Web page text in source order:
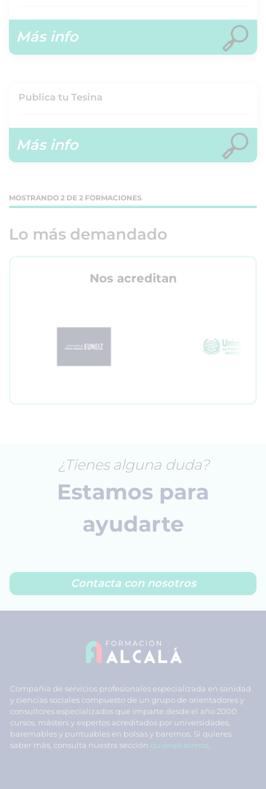
Más info
Publica tu Tesina
Más info
MOSTRANDO 2 DE 2 FORMACIONES
Lo más demandado
Nos acreditan
¿Tienes alguna duda?
Estamos para
ayudarte
Contacta con nosotros
Compañía de servicios profesionales especializada en sanidad
y ciencias sociales compuesto de un grupo de orientadores y
consultores especializados que imparte desde el año 2000
cursos, másters y expertos acreditados por universidades,
baremables y puntuables en bolsas y baremos. Si quieres
saber más, consulta nuestra sección quiénes somos.